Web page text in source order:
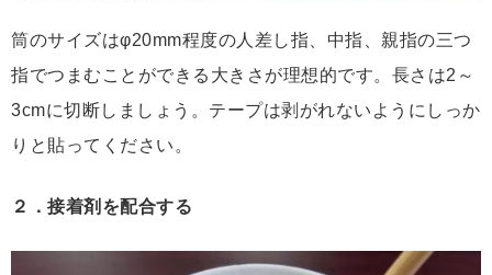
筒のサイズはφ20mm程度の人差し指、中指、親指の三つ
指でつまむことができる大きさが理想的です。長さは2～
3cmに切断しましょう。テープは剥がれないようにしっか
りと貼ってください。
２．接着剤を配合する